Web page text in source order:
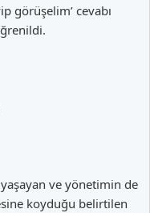
görüşelim’ cevabı
ve yönetimin de
koyduğu belirtilen